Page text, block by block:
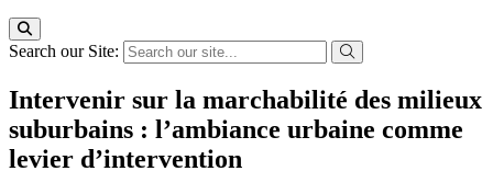
Search our Site:
Intervenir sur la marchabilité des milieux
suburbains : l’ambiance urbaine comme
levier d’intervention